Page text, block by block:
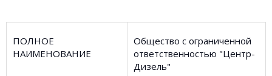
ПОЛНОЕ
НАИМЕНОВАНИЕ
Общество с ограниченной
ответственностью "Центр-
Дизель"